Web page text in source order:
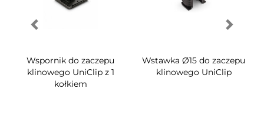
Wspornik do zaczepu
klinowego UniClip z 1
kołkiem
Wstawka Ø15 do zaczepu
klinowego UniClip